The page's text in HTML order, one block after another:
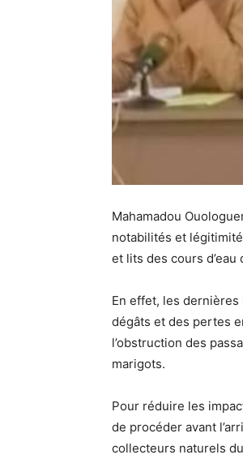
Mahamadou
notabilités et
et lits des cours
En effet, les
dégâts et des pertes
l’obstruction des
marigots.
Pour réduire les
de procéder avant
collecteurs naturels